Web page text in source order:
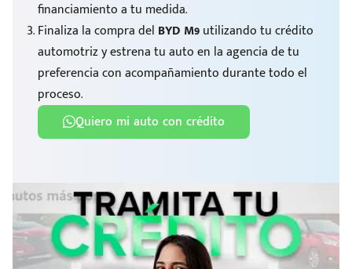
financiamiento a tu medida.
Finaliza la compra del BYD M9utilizando tu crédito
automotriz y estrena tu auto en la agencia de tu
preferencia con acompañamiento durante todo el
proceso.
Quiero mi auto con crédito